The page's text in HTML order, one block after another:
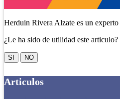
Herduin Rivera Alzate es un
¿Le ha sido de utilidad este articulo?
SI NO
Articulos